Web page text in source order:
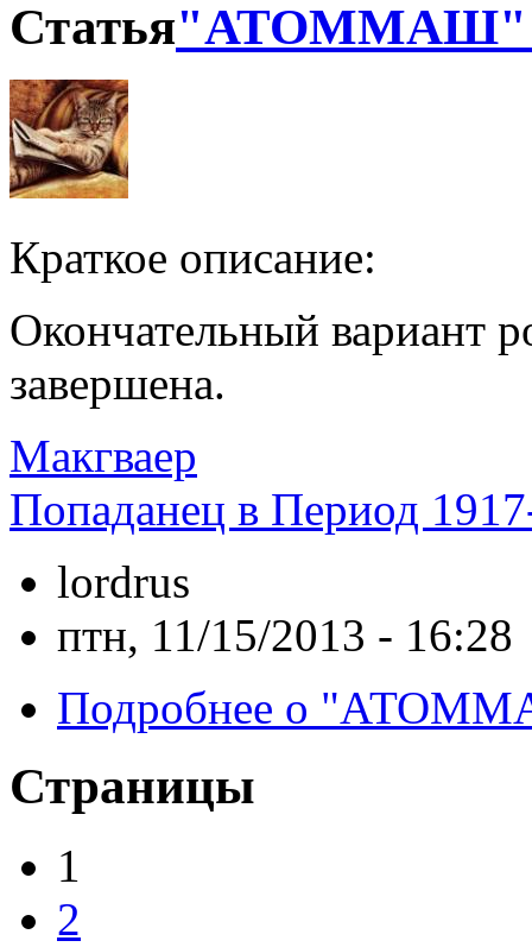
Статья"АТОММАШ" -
Краткое описание:
Окончательный вариант
завершена.
Макгваер
Попаданец в Период
lordrus
птн, 11/15/2013 - 16:28
Подробнее о
Страницы
1
2